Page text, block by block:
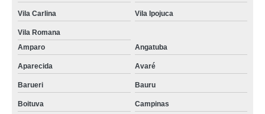
Vila Carlina Vila Ipojuca
Vila Romana
Amparo
Angatuba
Aparecida Avaré
Barueri Bauru
Boituva Campinas